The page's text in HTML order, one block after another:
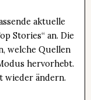
aktuelle
Stories“ an. Die
welche Quellen
hervorhebt.
wieder ändern.